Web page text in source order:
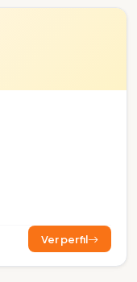
Ver perfil